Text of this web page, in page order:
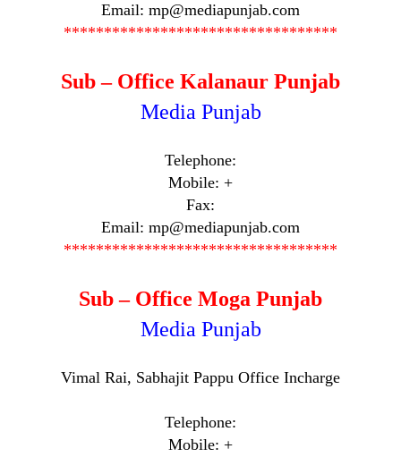
Email: mp@mediapunjab.com
**********************************
Sub – Office Kalanaur Punjab
Media Punjab
Telephone:
Mobile: +
Fax:
Email: mp@mediapunjab.com
**********************************
Sub – Office Moga Punjab
Media Punjab
Vimal Rai, Sabhajit Pappu Office Incharge
Telephone:
Mobile: +